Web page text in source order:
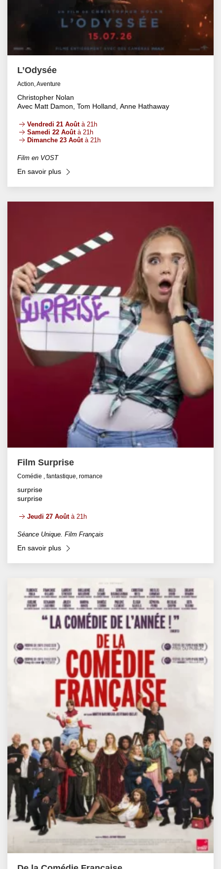
L’Odysée
Action, Aventure
Christopher Nolan
Avec Matt Damon, Tom Holland, Anne Hathaway
Vendredi 21 Aoûtà 21h
Samedi 22 Aoûtà 21h
Dimanche 23 Aoûtà 21h
Film en VOST
En savoir plus
Film Surprise
Comédie , fantastique, romance
surprise
surprise
Jeudi 27 Aoûtà 21h
Séance Unique. Film Français
En savoir plus